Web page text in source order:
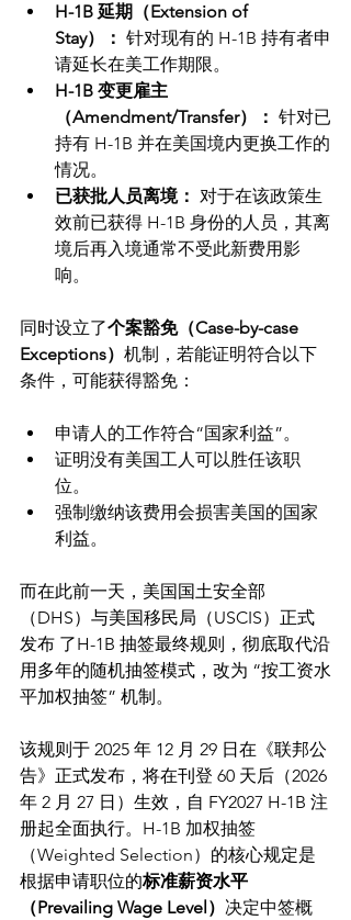
H-1B 延期（Extension of
Stay）： 针对现有的 H-1B 持有者申
请延长在美工作期限。
H-1B 变更雇主
（Amendment/Transfer）： 针对已
持有 H-1B 并在美国境内更换工作的
情况。
已获批人员离境： 对于在该政策生
效前已获得 H-1B 身份的人员，其离
境后再入境通常不受此新费用影
响。
同时设立了个案豁免（Case-by-case
Exceptions） 机制，若能证明符合以下
条件，可能获得豁免：
申请人的工作符合“国家利益”。
证明没有美国工人可以胜任该职
位。
强制缴纳该费用会损害美国的国家
利益。
而在此前一天，美国国土安全部
（DHS）与美国移民局（USCIS）正式
发布 了H-1B 抽签最终规则，彻底取代沿
用多年的随机抽签模式，改为 “按工资水
平加权抽签” 机制。
该规则于 2025 年 12 月 29 日在《联邦公
告》正式发布，将在刊登 60 天后（2026
年 2 月 27 日）生效，自 FY2027 H-1B 注
册起全面执行。 H-1B 加权抽签
（Weighted Selection） 的核心规定是
根据申请职位的标准薪资水平
（Prevailing Wage Level） 决定中签概